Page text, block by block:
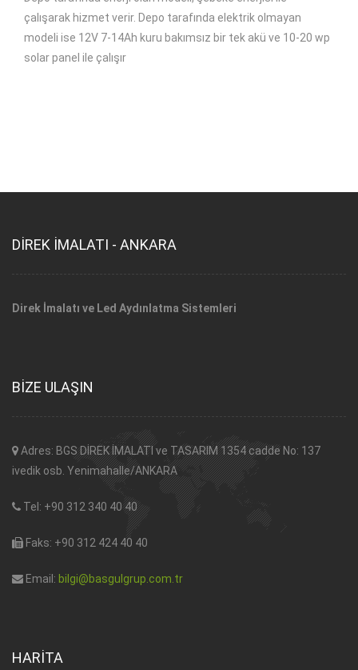
çalışarak hizmet verir. Depo tarafında elektrik olmayan
modeli ise 12V 7-14Ah kuru bakımsız bir tek akü ve 10-20 wp
solar panel ile çalışır
DİREK İMALATI - ANKARA
Direk İmalatı ve Led Aydınlatma Sistemleri
BİZE ULAŞIN
Adres: BGS DİREK İMALATI ve TASARIM 1354 cadde No: 137
ivedik osb. Yenimahalle/ANKARA
Tel: +90 312 340 40 40
Faks: +90 312 424 40 40
Email: bilgi@basgulgrup.com.tr
HARİTA